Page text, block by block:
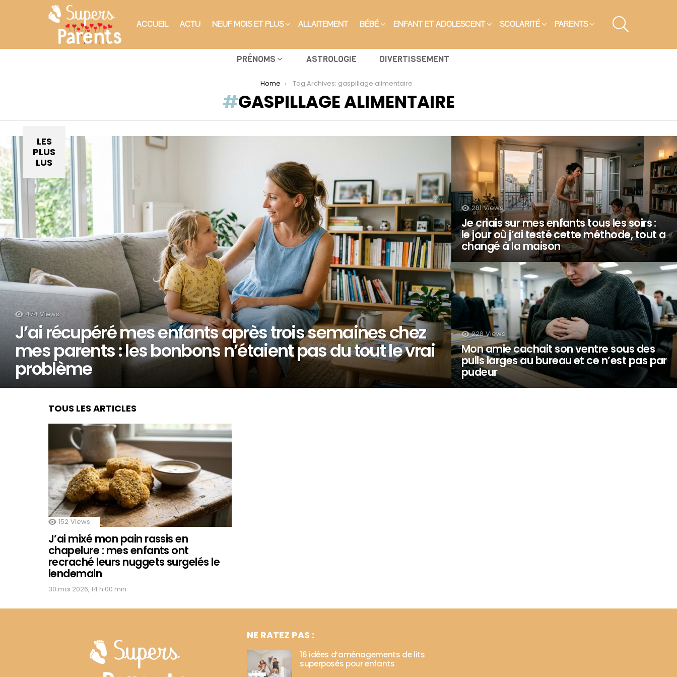
ACCUEIL ACTU NEUF MOIS ET PLUS ALLAITEMENT BÉBÉ ENFANT ET ADOLESCENT SCOLARITÉ PARENTS
PRÉNOMS ASTROLOGIE DIVERTISSEMENT
Home Tag Archives: gaspillage alimentaire
GASPILLAGE ALIMENTAIRE
LES
PLUS
LUS
474 Views
J’ai récupéré mes enfants après trois semaines chez
mes parents : les bonbons n’étaient pas du tout le vrai
problème
281 Views
Je criais sur mes enfants tous les soirs :
le jour où j’ai testé cette méthode, tout a
changé à la maison
228 Views
Mon amie cachait son ventre sous des
pulls larges au bureau et ce n’est pas par
pudeur
TOUS LES ARTICLES
152 Views
J’ai mixé mon pain rassis en
chapelure : mes enfants ont
recraché leurs nuggets surgelés le
lendemain
30 mai 2026, 14 h 00 min
NE RATEZ PAS :
16 idées d’aménagements de lits
superposés pour enfants